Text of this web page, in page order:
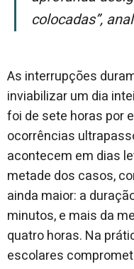
colocadas”,
As interrupções
inviabilizar um dia
foi de sete horas por
ocorrências
acontecem em dias
metade dos casos,
ainda maior: a
minutos, e mais da
quatro horas. Na
escolares